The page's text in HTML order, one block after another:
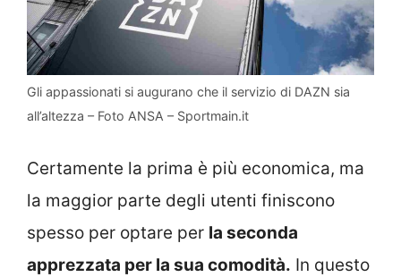
Gli appassionati si augurano che il servizio di DAZN sia
all’altezza – Foto ANSA – Sportmain.it
Certamente la prima è più economica, ma
la maggior parte degli utenti finiscono
spesso per optare per la seconda
apprezzata per la sua comodità. In questo